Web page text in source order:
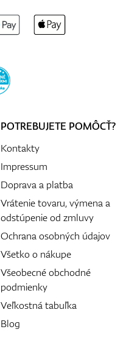
POTREBUJETE POMÔCŤ?
Kontakty
Impressum
Doprava a platba
Vrátenie tovaru, výmena a
odstúpenie od zmluvy
Ochrana osobných údajov
Všetko o nákupe
Všeobecné obchodné
podmienky
Veľkostná tabuľka
Blog